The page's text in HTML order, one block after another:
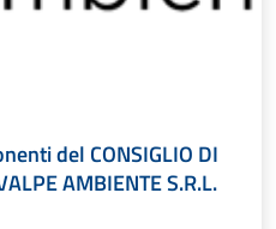
del CONSIGLIO DI
AMBIENTE S.R.L.